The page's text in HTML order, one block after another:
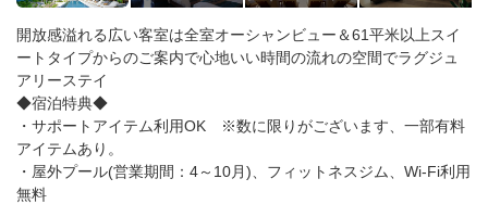
開放感溢れる広い客室は全室オーシャンビュー＆61平米以上スイ
ートタイプからのご案内で心地いい時間の流れの空間でラグジュ
アリーステイ
◆宿泊特典◆
・サポートアイテム利用OK ※数に限りがございます、一部有料
アイテムあり。
・屋外プール(営業期間：4～10月)、フィットネスジム、Wi-Fi利用
無料